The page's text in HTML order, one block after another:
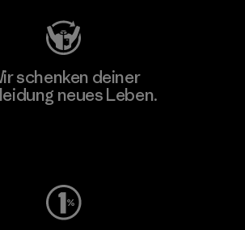
schenken deiner
neues Leben.